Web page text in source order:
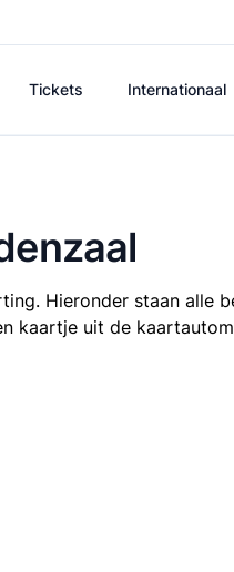
Tickets Internationaal
Hieronder staan alle
kaartje uit de